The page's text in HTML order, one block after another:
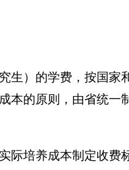
生）的学费，按国家
本的原则，由省统一
培养成本制定收费